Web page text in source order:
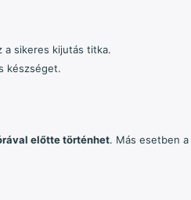
a sikeres kijutás titka.
készséget.
előtte történhet. Más esetben